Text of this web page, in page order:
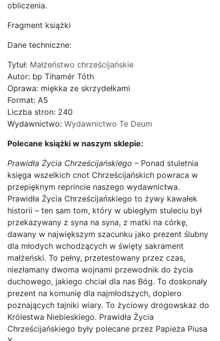
obliczenia.
Fragment książki
Dane techniczne:
Tytuł: Małżeństwo chrześcijańskie
Autor: bp Tihamér Tóth
Oprawa: miękka ze skrzydełkami
Format: A5
Liczba stron: 240
Wydawnictwo: Wydawnictwo Te Deum
Polecane książki w naszym sklepie:
Prawidła Życia Chrześcijańskiego – Ponad stuletnia
księga wszelkich cnot Chrześcijańskich powraca w
przepięknym reprincie naszego wydawnictwa.
Prawidła Życia Chrześcijańskiego to żywy kawałek
historii – ten sam tom, który w ubiegłym stuleciu był
przekazywany z syna na syna, z matki na córkę,
dawany w największym szacunku jako prezent ślubny
dla młodych wchodzących w święty sakrament
małżeński. To pełny, przetestowany przez czas,
niezłamany dwoma wojnami przewodnik do życia
duchowego, jakiego chciał dla nas Bóg. To doskonały
prezent na komunię dla najmłodszych, dopiero
poznających tajniki wiary. To życiowy drogowskaz do
Królestwa Niebieskiego. Prawidła Życia
Chrześcijańskiego były polecane przez Papieża Piusa